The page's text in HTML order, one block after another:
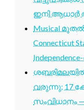
ഇനി ആധാർ
Musical മുതൽ
Connecticut
വരുന്നു; 17
സംവിധാനം